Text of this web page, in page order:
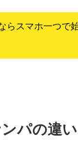
らスマホ一つで
パの違い